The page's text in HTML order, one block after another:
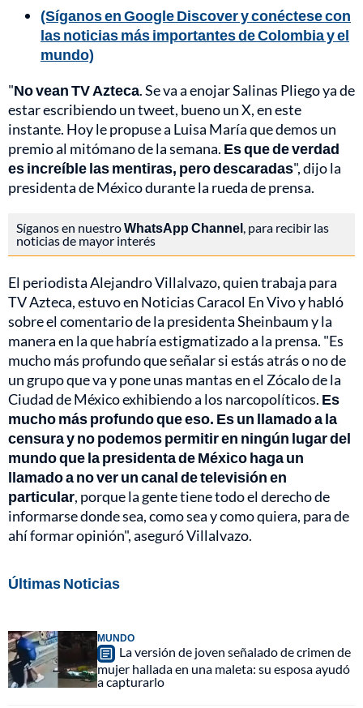
(Síganos en Google Discover y conéctese con
las noticias más importantes de Colombia y el
mundo)
"No vean TV Azteca. Se va a enojar Salinas Pliego ya de
estar escribiendo un tweet, bueno un X, en este
instante. Hoy le propuse a Luisa María que demos un
premio al mitómano de la semana. Es que de verdad
es increíble las mentiras, pero descaradas", dijo la
presidenta de México durante la rueda de prensa.
Síganos en nuestroWhatsApp Channel , para recibir las
noticias de mayor interés
El periodista Alejandro Villalvazo, quien trabaja para
TV Azteca, estuvo en Noticias Caracol En Vivo y habló
sobre el comentario de la presidenta Sheinbaum y la
manera en la que habría estigmatizado a la prensa. "Es
mucho más profundo que señalar si estás atrás o no de
un grupo que va y pone unas mantas en el Zócalo de la
Ciudad de México exhibiendo a los narcopolíticos. Es
mucho más profundo que eso. Es un llamado a la
censura y no podemos permitir en ningún lugar del
mundo que la presidenta de México haga un
llamado a no ver un canal de televisión en
particular, porque la gente tiene todo el derecho de
informarse donde sea, como sea y como quiera, para de
ahí formar opinión", aseguró Villalvazo.
Últimas Noticias
MUNDO
La versión de joven señalado de crimen de
mujer hallada en una maleta: su esposa ayudó
a capturarlo